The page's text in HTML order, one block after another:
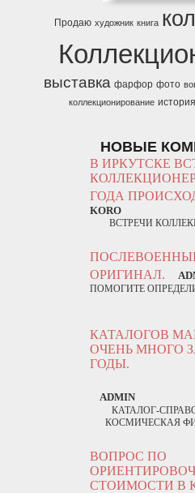
Продаю художник книга
выставка фарфор фото
коллекционирование история
НОВЫЕ
В ИРКУТСКЕ
ГОДА
KORO
ВСТРЕЧИ
ОРИГИНАЛ.
ПОМОГИТЕ
КАТАЛОГОВ
ОЧЕНЬ МНОГО
ГОДЫ.
ADMIN
КАТАЛОГ-
КОСМИЧЕСКАЯ
ВОПРОС ПО
СТОИМОСТИ В